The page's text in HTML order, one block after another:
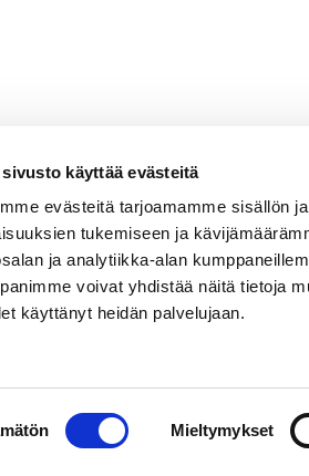
sivusto käyttää evästeitä
evästeitä tarjoamamme sisällön
tukemiseen ja
ja analytiikka-alan
voivat yhdistää näitä tietoja
käyttänyt heidän palvelujaan.
Mieltymykset
VERMON